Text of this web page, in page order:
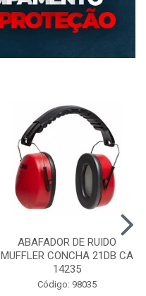
ABAFADOR DE RUIDO
MUFFLER CONCHA 21DB CA
14235
Código: 98035